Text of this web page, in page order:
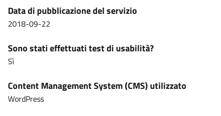
Data di pubblicazione del servizio
2018-09-22
Sono stati effettuati test di usabilità?
Sì
Content Management System (CMS) utilizzato
WordPress